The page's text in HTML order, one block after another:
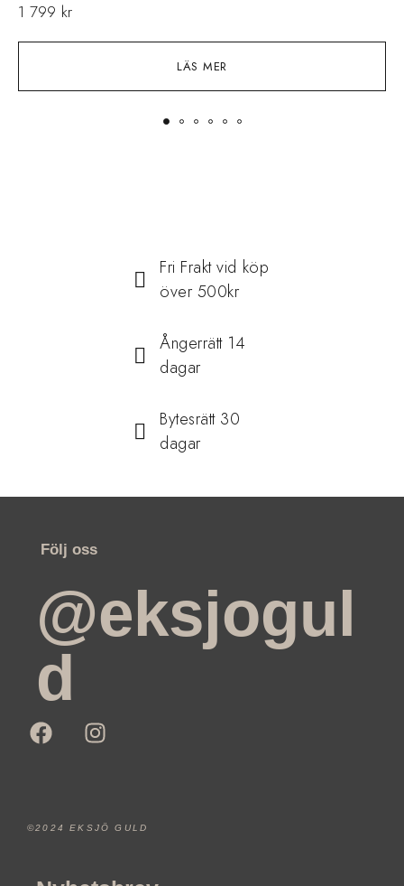
LÄS MER
1 799 kr
Fri Frakt vid köp
över 500kr
Ångerrätt 14
dagar
Bytesrätt 30
dagar
Följ oss
@eksjogul
d
©2024 EKSJÖ GULD